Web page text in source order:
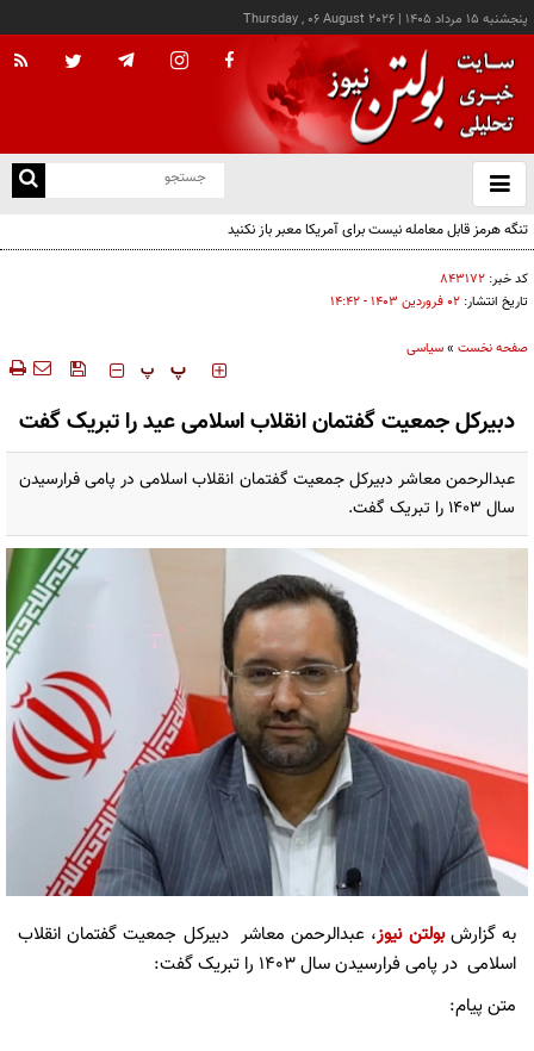
پنجشنبه ۱۵ مرداد ۱۴۰۵ |
Thursday , 06 August 2026
باز
و
تنگه هرمز قابل معامله نیست برای آمریکا معبر باز نکنید
کد خبر: ۸۴۳۱۷۲
تاریخ انتشار: ۰۲ فروردين ۱۴۰۳ - ۱۴:۴۲
صفحه نخست »سیاسی
‍‍‍ پ پ
دبیرکل جمعیت گفتمان انقلاب اسلامی عید را تبریک گفت
عبدالرحمن معاشر دبیرکل جمعیت گفتمان انقلاب اسلامی در پامی فرارسیدن
سال ۱۴۰۳ را تبریک گفت.
به گزارشبولتن نیوز، عبدالرحمن معاشر دبیرکل جمعیت گفتمان انقلاب
اسلامی در پامی فرارسیدن سال ۱۴۰۳ را تبریک گفت:
متن پیام: